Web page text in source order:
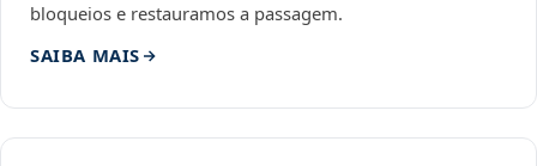
bloqueios e restauramos a passagem.
SAIBA MAIS